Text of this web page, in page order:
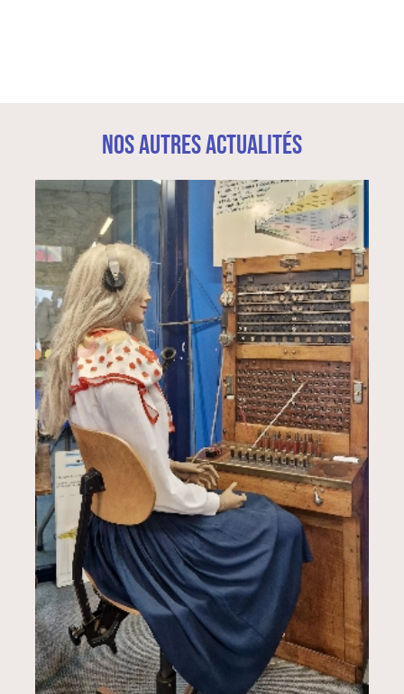
Nos autres actualités